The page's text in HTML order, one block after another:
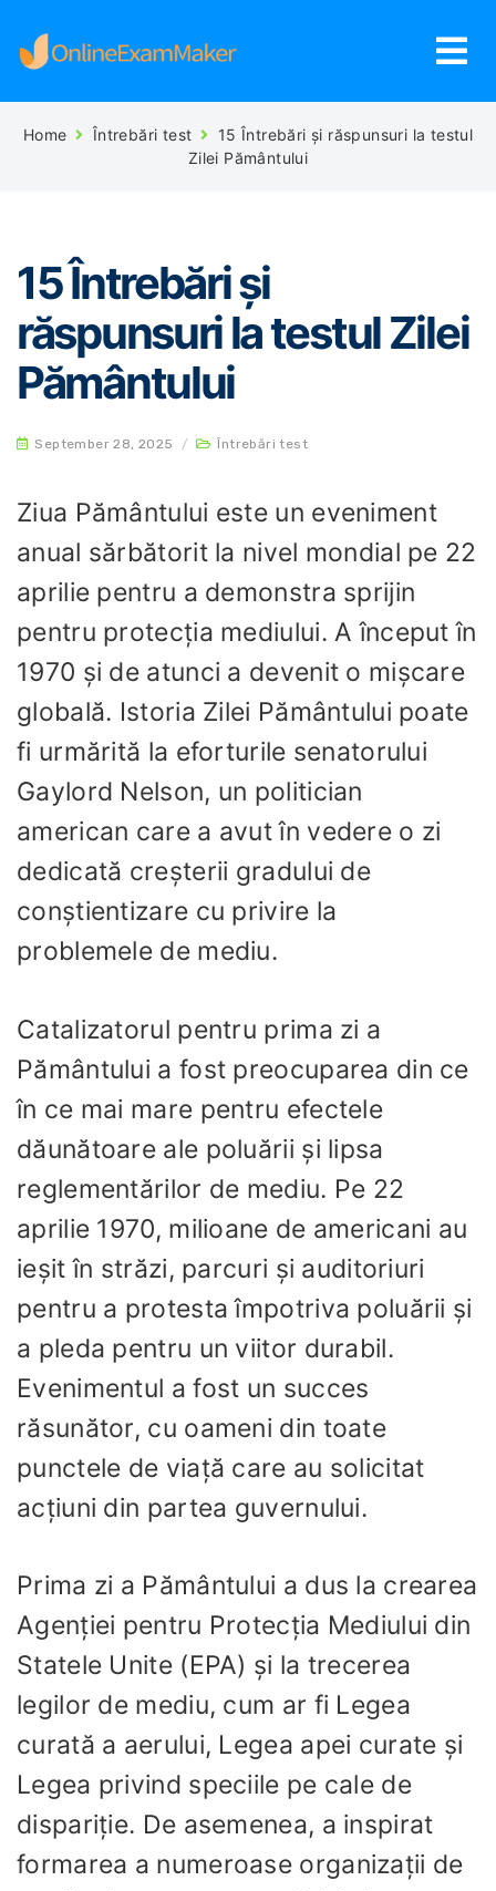
Home Întrebări test
15 Întrebări și răspunsuri la testul
Zilei Pământului
15 Întrebări și
răspunsuri la testul Zilei
Pământului
September 28, 2025 / Întrebări test
Ziua Pământului este un eveniment
anual sărbătorit la nivel mondial pe 22
aprilie pentru a demonstra sprijin
pentru protecția mediului. A început în
1970 și de atunci a devenit o mișcare
globală. Istoria Zilei Pământului poate
fi urmărită la eforturile senatorului
Gaylord Nelson, un politician
american care a avut în vedere o zi
dedicată creșterii gradului de
conștientizare cu privire la
problemele de mediu.
Catalizatorul pentru prima zi a
Pământului a fost preocuparea din ce
în ce mai mare pentru efectele
dăunătoare ale poluării și lipsa
reglementărilor de mediu. Pe 22
aprilie 1970, milioane de americani au
ieșit în străzi, parcuri și auditoriuri
pentru a protesta împotriva poluării și
a pleda pentru un viitor durabil.
Evenimentul a fost un succes
răsunător, cu oameni din toate
punctele de viață care au solicitat
acțiuni din partea guvernului.
Prima zi a Pământului a dus la crearea
Agenției pentru Protecția Mediului din
Statele Unite (EPA) și la trecerea
legilor de mediu, cum ar fi Legea
curată a aerului, Legea apei curate și
Legea privind speciile pe cale de
dispariție. De asemenea, a inspirat
formarea a numeroase organizații de